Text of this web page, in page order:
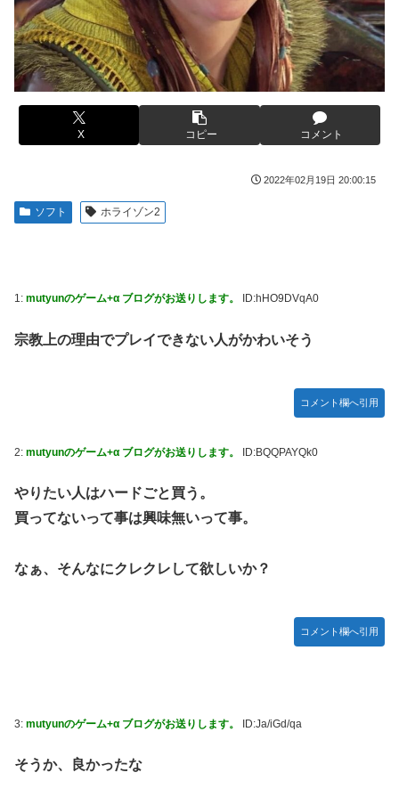
【衝撃】蓮舫「蓮舫だから叩いて良いという報道に向き合い
ます！」X民「高市だから叩いて良いをやってるのがお前だ
ろ」←これ…w w
韓国人「韓国が米韓通貨スワップ交渉に全力を注ぐべき理由
がこちら‥日米との異例の共同介入によって記録的なウォ
ン・ドル為替の現実」
【悲報】瀬戸環奈がスタイルよすぎて一般男性が隣に並ぶと
チンチクリンに見えてしまう
題に
か？
ぴのビスチェ」可愛い！そしてメドローアやギガバーストき
ライブ！】
【ウマ娘】ウマ娘バストTOP20
ｗｗｗｗｗｗｗｗｗｗ
【艦これ】今回ソ連艦てまたユーロの仲間入りしとんのか
まったディズニー信者、帰国後『本家』に失望する事態に
フジテレビ「2026 FORMULA1 サマーブレイクSP」を明日
（8月9日）から12日間毎日放送へ
お前ら「日本も核武装汁！」←１万発の核弾頭どこに
海外「日本なんて行くんじゃなかった…」 日本を知ってし
まったディズニー信者、帰国後『本家』に失望する事態に
【画像】はいだしょうこ（47）「こんなオバサンでいい
【悲報】コメ卸大手さん、営業利益83％減 高値で買い込ん
だ米が売れず「損切り祭り」開幕へ
ドワンゴ川上「みい山への『障害者への配慮が足りない』と
【九州名物】鶏刺し食べた医師、全身麻痺へ…「死んだほう
野田昇吾、初の準優進出目前も「一回希望」で賞典除外
高市政権に媚びて偏向報道まみれの産経新聞、コスト上昇に
X コピー コメント
2022年02月19日 20:00:15
ソフト ホライゾン2
1: mutyunのゲーム+α ブログがお送りします。 ID:hHO9DVqA0
宗教上の理由でプレイできない人がかわいそう
コメント欄へ引用
2: mutyunのゲーム+α ブログがお送りします。 ID:BQQPAYQk0
やりたい人はハードごと買う。
買ってないって事は興味無いって事。
なぁ、そんなにクレクレして欲しいか？
コメント欄へ引用
3: mutyunのゲーム+α ブログがお送りします。 ID:Ja/iGd/qa
そうか、良かったな